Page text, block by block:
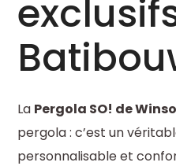
La Pergola SO! de
pergola : c’est un
personnalisable et